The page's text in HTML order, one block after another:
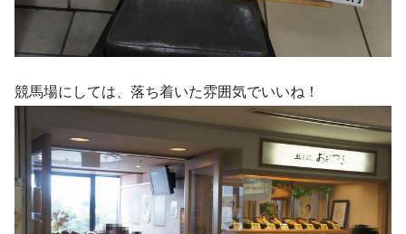
競馬場にしては、落ち着いた雰囲気でいいね！